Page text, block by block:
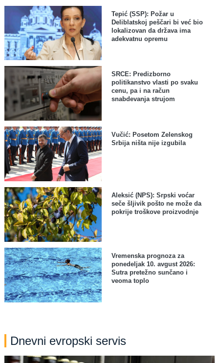
Tepić (SSP): Požar u
Deliblatskoj peščari bi već bio
lokalizovan da država ima
adekvatnu opremu
SRCE: Predizborno
politikanstvo vlasti po svaku
cenu, pa i na račun
snabdevanja strujom
Vučić: Posetom Zelenskog
Srbija ništa nije izgubila
Aleksić (NPS): Srpski voćar
seče šljivik pošto ne može da
pokrije troškove proizvodnje
Vremenska prognoza za
ponedeljak 10. avgust 2026:
Sutra pretežno sunčano i
veoma toplo
Dnevni evropski servis